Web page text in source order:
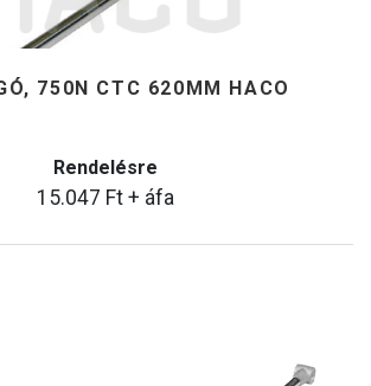
750N CTC 620MM HACO
Rendelésre
15.047 Ft + áfa